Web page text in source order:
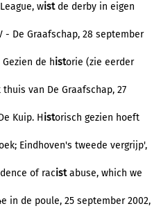
wistde derby in eigen
- De Graafschap, 28 september
de historie (zie eerder
van De Graafschap, 27
Kuip. Historisch gezien hoeft
Eindhoven's tweede vergrijp',
of racistabuse, which we
in de poule, 25 september 2002,